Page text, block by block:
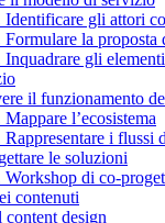
Identificare gli attori
Formulare la proposta
Inquadrare gli
il funzionamento
Mappare l’ecosistema
Rappresentare i flussi
le soluzioni
Workshop di co-
contenuti
content design